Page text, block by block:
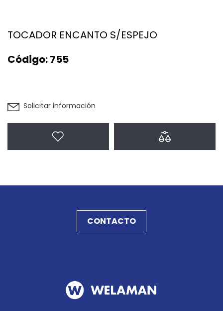
TOCADOR ENCANTO S/ESPEJO
Código:755
Solicitar información
CONTACTO